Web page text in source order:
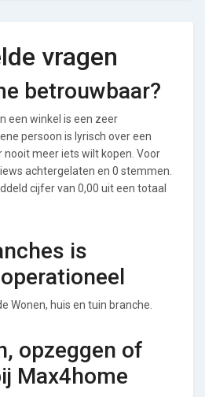
vragen
betrouwbaar?
een winkel is een zeer
persoon is lyrisch over een
nooit meer iets wilt kopen. Voor
achtergelaten en 0 stemmen.
cijfer van 0,00 uit een totaal
is
Wonen, huis en tuin branche.
opzeggen of
Max4home